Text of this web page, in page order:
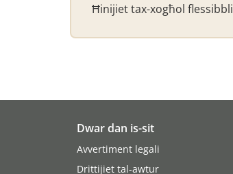
Ħinijiet tax-xogħol flessibbli
Dwar dan is-sit
Avvertiment legali
Drittijiet tal-awtur